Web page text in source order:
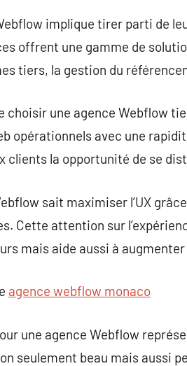
implique tirer parti de
offrent une gamme de
tiers, la gestion du
choisir une agence Webflow
opérationnels avec une
clients la opportunité de se
sait maximiser l’UX
Cette attention sur
mais aide aussi à
agence webflow monaco
une agence Webflow
seulement beau mais aussi